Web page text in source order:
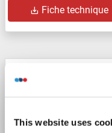
This website uses
Fiche technique
NLRP11 anticorps